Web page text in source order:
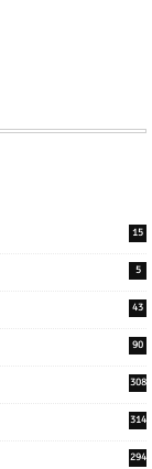
15
5
43
90
308
314
294